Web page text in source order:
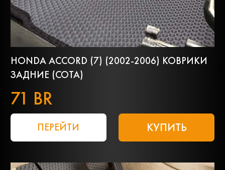
HONDA ACCORD (7) (2002-2006) КОВРИКИ
ЗАДНИЕ (СОТА)
71 BR
ПЕРЕЙТИ КУПИТЬ